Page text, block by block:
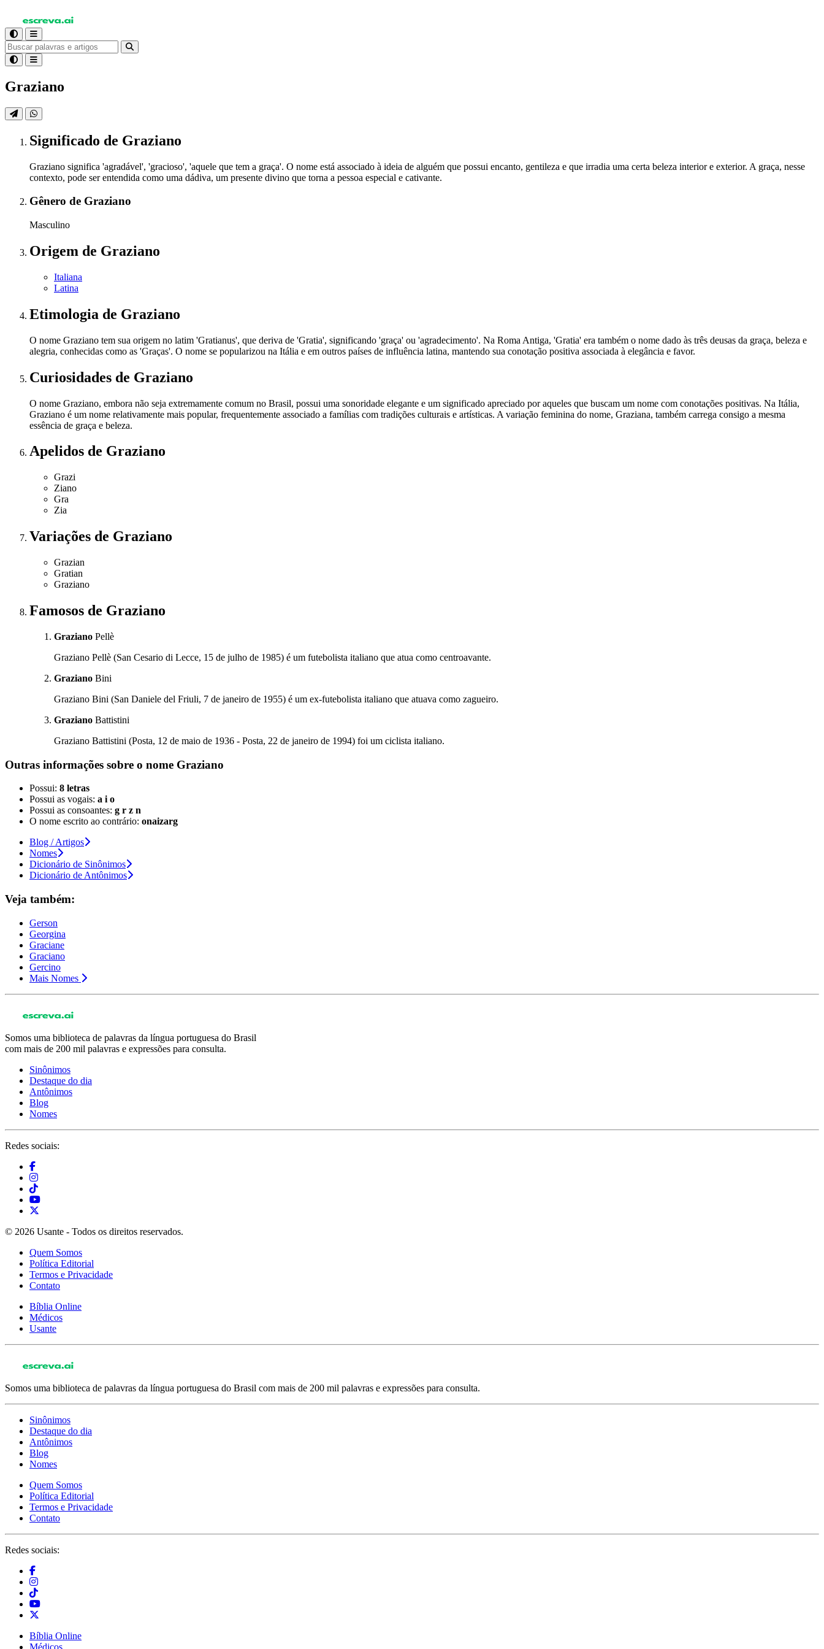
Graziano
Significado de Graziano
Graziano significa 'agradável', 'gracioso', 'aquele que tem a graça'. O nome está associado à ideia de alguém que possui encanto, gentileza e que irradia uma certa beleza interior e exterior. A graça, nesse
contexto, pode ser entendida como uma dádiva, um presente divino que torna a pessoa especial e cativante.
Gênero de Graziano
Masculino
Origem de Graziano
Italiana
Latina
Etimologia de Graziano
O nome Graziano tem sua origem no latim 'Gratianus', que deriva de 'Gratia', significando 'graça' ou 'agradecimento'. Na Roma Antiga, 'Gratia' era também o nome dado às três deusas da graça, beleza e
alegria, conhecidas como as 'Graças'. O nome se popularizou na Itália e em outros países de influência latina, mantendo sua conotação positiva associada à elegância e favor.
Curiosidades de Graziano
O nome Graziano, embora não seja extremamente comum no Brasil, possui uma sonoridade elegante e um significado apreciado por aqueles que buscam um nome com conotações positivas. Na Itália,
Graziano é um nome relativamente mais popular, frequentemente associado a famílias com tradições culturais e artísticas. A variação feminina do nome, Graziana, também carrega consigo a mesma
essência de graça e beleza.
Apelidos de Graziano
Grazi
Ziano
Gra
Zia
Variações de Graziano
Grazian
Gratian
Graziano
Famosos de Graziano
Graziano Pellè
Graziano Pellè (San Cesario di Lecce, 15 de julho de 1985) é um futebolista italiano que atua como centroavante.
Graziano Bini
Graziano Bini (San Daniele del Friuli, 7 de janeiro de 1955) é um ex-futebolista italiano que atuava como zagueiro.
Graziano Battistini
Graziano Battistini (Posta, 12 de maio de 1936 - Posta, 22 de janeiro de 1994) foi um ciclista italiano.
Outras informações sobre o nome Graziano
Possui: 8 letras
Possui as vogais: a i o
Possui as consoantes: g r z n
O nome escrito ao contrário: onaizarg
Blog / Artigos
Nomes
Dicionário de Sinônimos
Dicionário de Antônimos
Veja também:
Gerson
Georgina
Graciane
Graciano
Gercino
Mais Nomes
Somos uma biblioteca de palavras da língua portuguesa do Brasil
com mais de 200 mil palavras e expressões para consulta.
Sinônimos
Destaque do dia
Antônimos
Blog
Nomes
Redes sociais:
© 2026 Usante - Todos os direitos reservados.
Quem Somos
Política Editorial
Termos e Privacidade
Contato
Bíblia Online
Médicos
Usante
Somos uma biblioteca de palavras da língua portuguesa do Brasil com mais de 200 mil palavras e expressões para consulta.
Sinônimos
Destaque do dia
Antônimos
Blog
Nomes
Quem Somos
Política Editorial
Termos e Privacidade
Contato
Redes sociais:
Bíblia Online
Médicos